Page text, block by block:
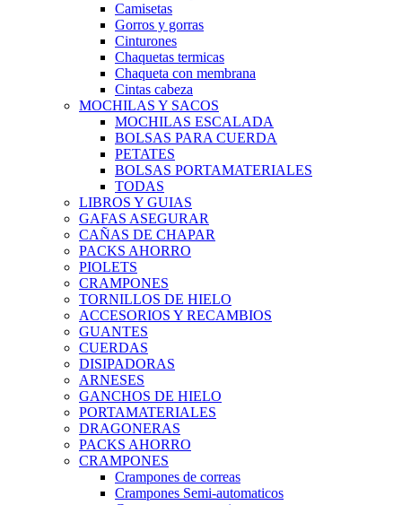
Camisetas
Gorros y gorras
Cinturones
Chaquetas termicas
Chaqueta con membrana
Cintas cabeza
MOCHILAS Y SACOS
MOCHILAS ESCALADA
BOLSAS PARA CUERDA
PETATES
BOLSAS PORTAMATERIALES
TODAS
LIBROS Y GUIAS
GAFAS ASEGURAR
CAÑAS DE CHAPAR
PACKS AHORRO
PIOLETS
CRAMPONES
TORNILLOS DE HIELO
ACCESORIOS Y RECAMBIOS
GUANTES
CUERDAS
DISIPADORAS
ARNESES
GANCHOS DE HIELO
PORTAMATERIALES
DRAGONERAS
PACKS AHORRO
CRAMPONES
Crampones de correas
Crampones Semi-automaticos